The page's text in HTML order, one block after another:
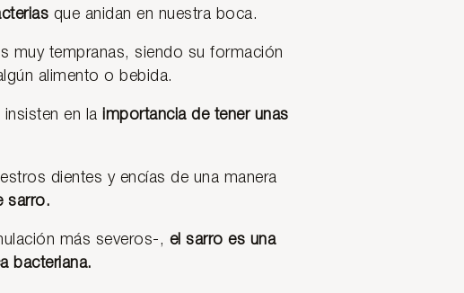
que anidan en nuestra boca.
muy tempranas, siendo su formación
alimento o bebida.
insisten en la importancia de tener unas
dientes y encías de una manera
sarro.
más severos-, el sarro es una
bacteriana.